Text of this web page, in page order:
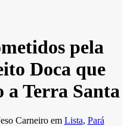
pela
Doca que
a Terra Santa
Carneiro em Lista, Pará